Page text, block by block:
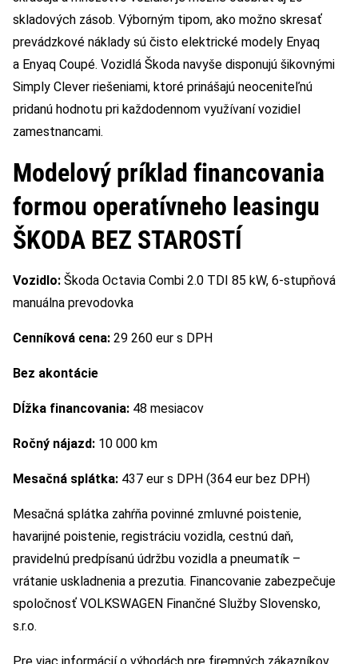
skladových zásob. Výborným tipom, ako možno skresať
prevádzkové náklady sú čisto elektrické modely Enyaq
a Enyaq Coupé. Vozidlá Škoda navyše disponujú šikovnými
Simply Clever riešeniami, ktoré prinášajú neoceniteľnú
pridanú hodnotu pri každodennom využívaní vozidiel
zamestnancami.
Modelový príklad financovania
formou operatívneho leasingu
ŠKODA BEZ STAROSTÍ
Vozidlo: Škoda Octavia Combi 2.0 TDI 85 kW, 6-stupňová
manuálna prevodovka
Cenníková cena: 29 260 eur s DPH
Bez akontácie
Dĺžka financovania: 48 mesiacov
Ročný nájazd: 10 000 km
Mesačná splátka: 437 eur s DPH (364 eur bez DPH)
Mesačná splátka zahŕňa povinné zmluvné poistenie,
havarijné poistenie, registráciu vozidla, cestnú daň,
pravidelnú predpísanú údržbu vozidla a pneumatík –
vrátanie uskladnenia a prezutia. Financovanie zabezpečuje
spoločnosť VOLKSWAGEN Finančné Služby Slovensko,
s.r.o.
Pre viac informácií o výhodách pre firemných zákazníkov